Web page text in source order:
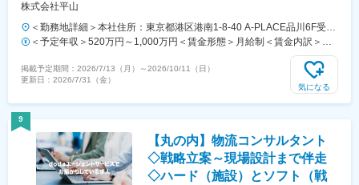
株式会社平山
＜勤務地詳細＞本社住所：東京都港区港南1-8-40 A-PLACE品川6F受動
喫煙対策：屋内全面禁煙変更の範囲：会社の定める事業所
＜予定年収＞520万円～1,000万円＜賃金形態＞月給制＜賃金内訳＞月
額（基本給）：300,000円～500,000円＜月給＞300,000円～500,000円
＜昇給有無＞有＜残業手当＞有＜給与補足＞初年度は賞与1回となりま
す。賞与：有（年2回、6月、12月）昇給：有（年1回、7月）賃金はあ
掲載予定期間： 2026/7/13（月） ～2026/10/11（日）
更新日： 2026/7/31（金）
気になる
9
【丸の内】物流コンサルタント
◇戦略立案～現場設計まで伴走
◇ハード（施設）とソフト（戦